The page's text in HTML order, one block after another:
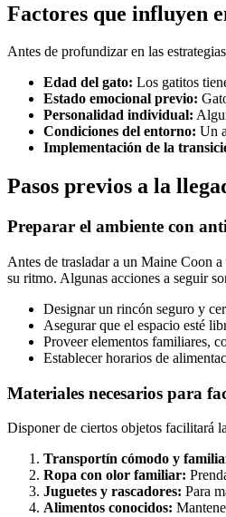
Factores que influyen
Antes de profundizar en las
Edad del gato: Los gatitos
Estado emocional previo:
Personalidad individual:
Condiciones del entorno: Un
Implementación de la
Pasos previos a la
Preparar el ambiente con
Antes de trasladar a un Maine Coon
su ritmo. Algunas acciones a seguir
Designar un rincón seguro y
Asegurar que el espacio esté
Proveer elementos familiares,
Establecer horarios de
Materiales necesarios para
Disponer de ciertos objetos facilitará
Transportín cómodo y
Ropa con olor familiar:
Juguetes y rascadores: Para
Alimentos conocidos: